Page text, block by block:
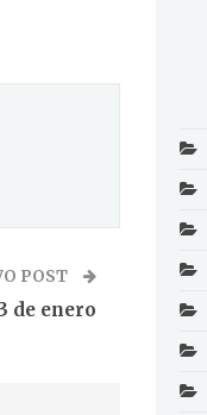
POST
de enero